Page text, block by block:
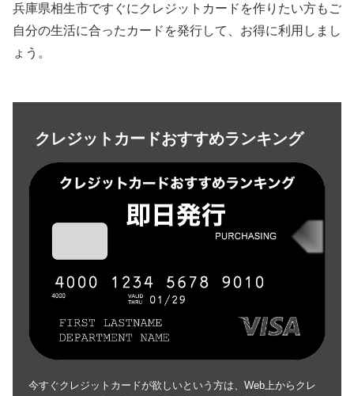
兵庫県相生市ですぐにクレジットカードを作りたい方もご
自分の生活に合ったカードを発行して、お得に利用しまし
ょう。
クレジットカードおすすめランキング
今すぐクレジットカードが欲しいという方は、Web上からクレ